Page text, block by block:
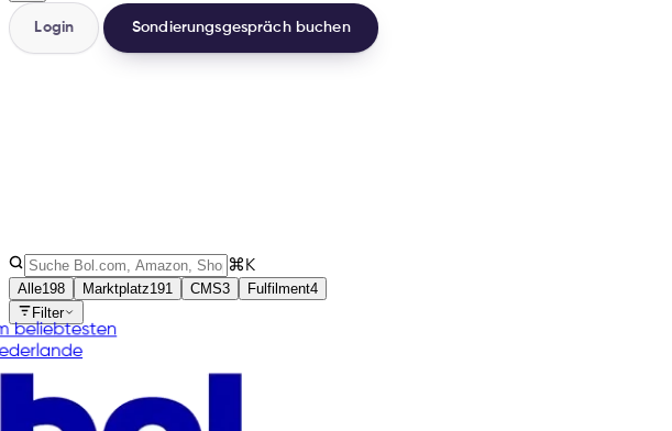
Login Sondierungsgespräch buchen
3Arten ⌘K
Alle198 Marktplatz191 CMS3 Fulfilment4
Filter
Am beliebtesten
Niederlande